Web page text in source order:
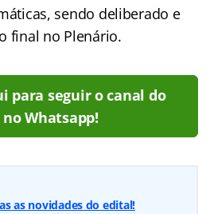
sendo deliberado e
final no Plenário.
para seguir o canal do
Whatsapp!
as novidades do edital!